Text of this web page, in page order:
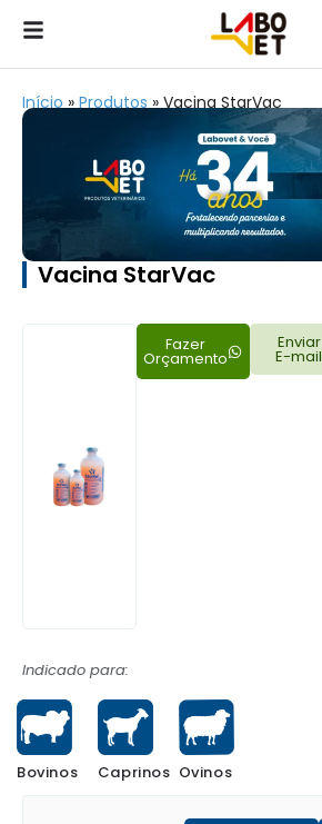
Início » Produtos » Vacina StarVac
Vacina StarVac
Fazer
Orçamento
Enviar
E-mail
Indicado para:
Bovinos Caprinos Ovinos